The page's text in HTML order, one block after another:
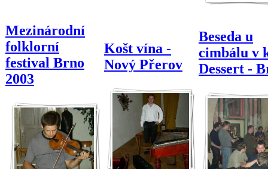
Mezinárodní
folklorní
festival Brno
2003
Košt vína -
Nový Přerov
Beseda u
cimbálu v
Dessert -